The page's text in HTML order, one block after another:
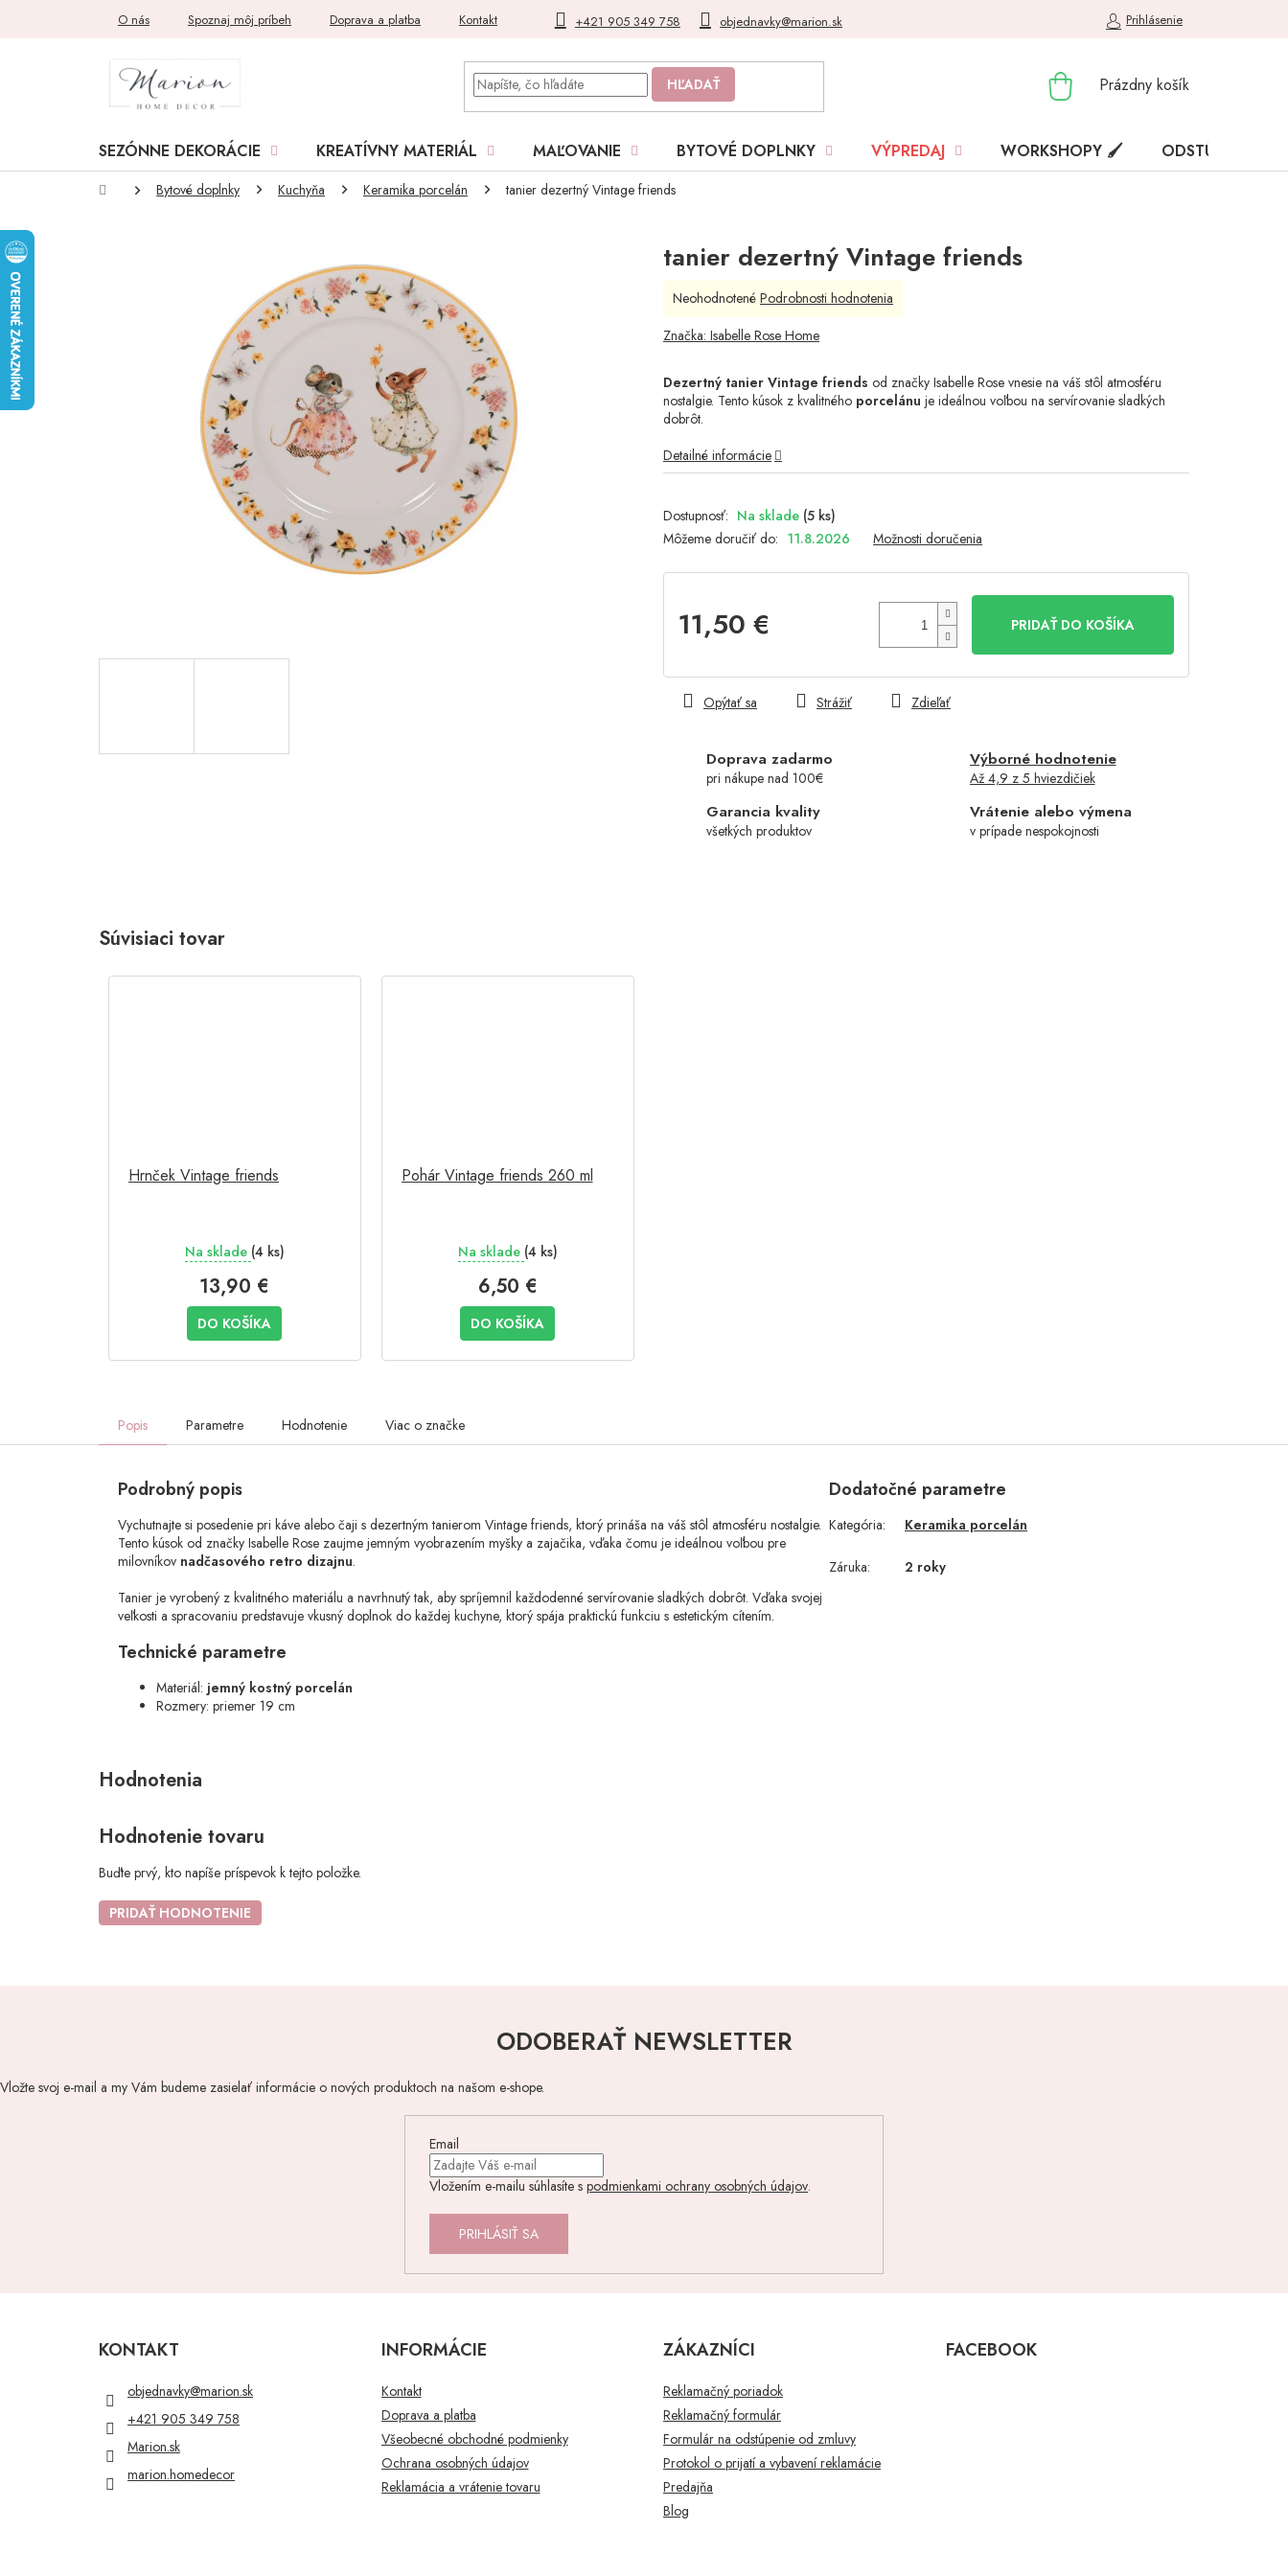
+421 905 349 758 objednavky@marion.sk
O nás Spoznaj môj príbeh Doprava a platba Kontakt Blog Moja objednávka Prihlásenie
HĽADAŤ
NÁKUPNÝ
Prázdny košík
SEZÓNNE DEKORÁCIE KREATÍVNY MATERIÁL MAĽOVANIE BYTOVÉ DOPLNKY VÝPREDAJ WORKSHOPY 🖌️ ODSTÚPENIE
DomovBytové doplnky Kuchyňa Keramika porcelán tanier dezertný Vintage friends
tanier dezertný Vintage friends
Na sklade (5 ks)
Môžeme doručiť do: 11.8.2026 Možnosti doručenia
11,50 €
cena:
PRIDAŤ DO KOŠÍKA
Doprava zadarmo
pri nákupe nad 100€
Výborné hodnotenie
Až 4,9 z 5 hviezdičiek
Garancia kvality
všetkých produktov
Vrátenie alebo výmena
v prípade nespokojnosti
Dezertný tanier Vintage friends od značky Isabelle Rose vnesie na váš stôl atmosféru
nostalgie. Tento kúsok z kvalitného porcelánu je ideálnou voľbou na servírovanie sladkých
dobrôt.
Detailné informácie
Opýtať sa Strážiť Zdieľať
Priemerné
produktu
z
5
hviezdičiek.
Neohodnotené Podrobnosti hodnotenia
Značka: Isabelle Rose Home
Súvisiaci tovar
Hrnček Vintage friends
Na sklade (4 ks)
13,90 €
DO KOŠÍKA
Pohár Vintage friends 260 ml
Na sklade (4 ks)
6,50 €
DO KOŠÍKA
Popis Parametre Hodnotenie Viac o značke
Podrobný popis
Vychutnajte si posedenie pri káve alebo čaji s dezertným tanierom Vintage friends, ktorý prináša na váš stôl atmosféru nostalgie.
Tento kúsok od značky Isabelle Rose zaujme jemným vyobrazením myšky a zajačika, vďaka čomu je ideálnou voľbou pre
milovníkov nadčasového retro dizajnu.
Tanier je vyrobený z kvalitného materiálu a navrhnutý tak, aby spríjemnil každodenné servírovanie sladkých dobrôt. Vďaka svojej
veľkosti a spracovaniu predstavuje vkusný doplnok do každej kuchyne, ktorý spája praktickú funkciu s estetickým cítením.
Technické parametre
Materiál: jemný kostný porcelán
Rozmery: priemer 19 cm
Dodatočné parametre
Kategória: Keramika porcelán
Záruka: 2 roky
Hodnotenie tovaru
Buďte prvý, kto napíše príspevok k tejto položke.
PRIDAŤ HODNOTENIE
ODOBERAŤ NEWSLETTER
Vložte svoj e-mail a my Vám budeme zasielať informácie o nových produktoch na našom e-shope.
Email
Vložením e-mailu súhlasíte s podmienkami ochrany osobných údajov.
PRIHLÁSIŤ SA
KONTAKT
objednavky@marion.sk
+421 905 349 758
Marion.sk
marion.homedecor
INFORMÁCIE
Kontakt
Doprava a platba
Všeobecné obchodné podmienky
Ochrana osobných údajov
Reklamácia a vrátenie tovaru
ZÁKAZNÍCI
Reklamačný poriadok
Reklamačný formulár
Formulár na odstúpenie od zmluvy
Protokol o prijatí a vybavení reklamácie
Predajňa
Blog
FACEBOOK